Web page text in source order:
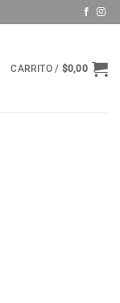
CARRITO / $0,00